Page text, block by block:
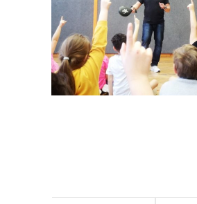
-- Datenschutzerklärung
-- Haftungsauschluss
-- Impressum